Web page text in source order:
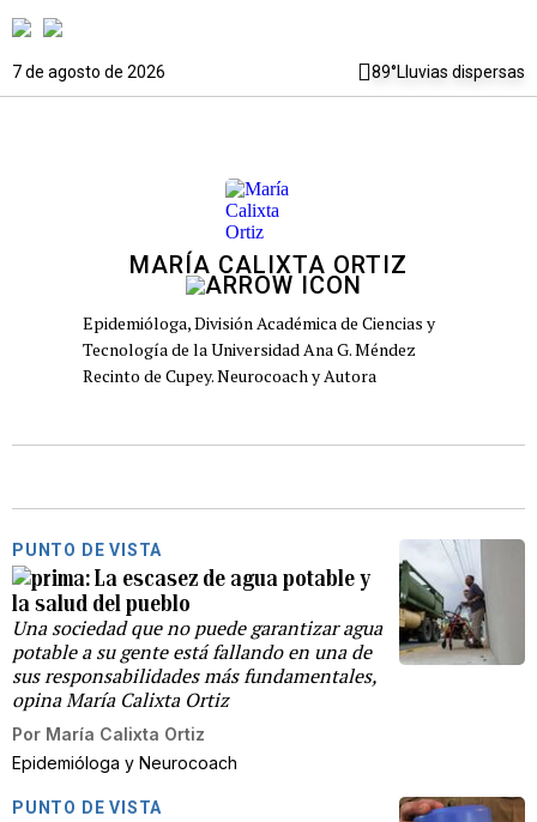
7 de agosto de 2026 89°Lluvias dispersas
MARÍA CALIXTA ORTIZ
Epidemióloga, División Académica de Ciencias y
Tecnología de la Universidad Ana G. Méndez
Recinto de Cupey. Neurocoach y Autora
PUNTO DE VISTA
La escasez de agua potable y
la salud del pueblo
Una sociedad que no puede garantizar agua
potable a su gente está fallando en una de
sus responsabilidades más fundamentales,
opina María Calixta Ortiz
Por María Calixta Ortiz
Epidemióloga y Neurocoach
PUNTO DE VISTA